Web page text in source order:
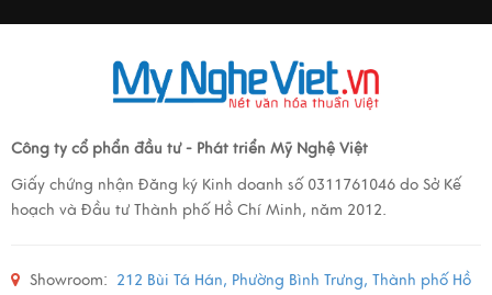
Công ty cổ phẩn đầu tư - Phát triển Mỹ Nghệ Việt
Giấy chứng nhận Đăng ký Kinh doanh số 0311761046 do Sở Kế
hoạch và Đầu tư Thành phố Hồ Chí Minh, năm 2012.
Showroom: 212 Bùi Tá Hán, Phường Bình Trưng, Thành phố Hồ